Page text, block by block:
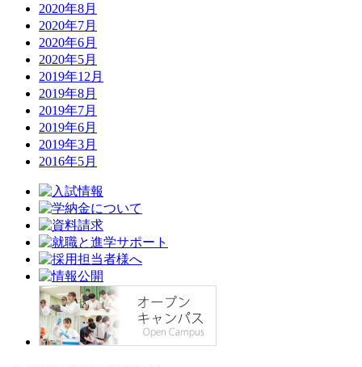
2020年8月
2020年7月
2020年6月
2020年5月
2019年12月
2019年8月
2019年7月
2019年6月
2019年3月
2016年5月